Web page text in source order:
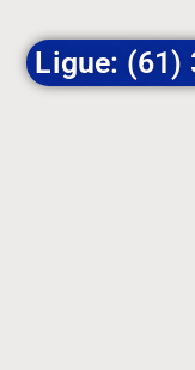
Ligue: (61)